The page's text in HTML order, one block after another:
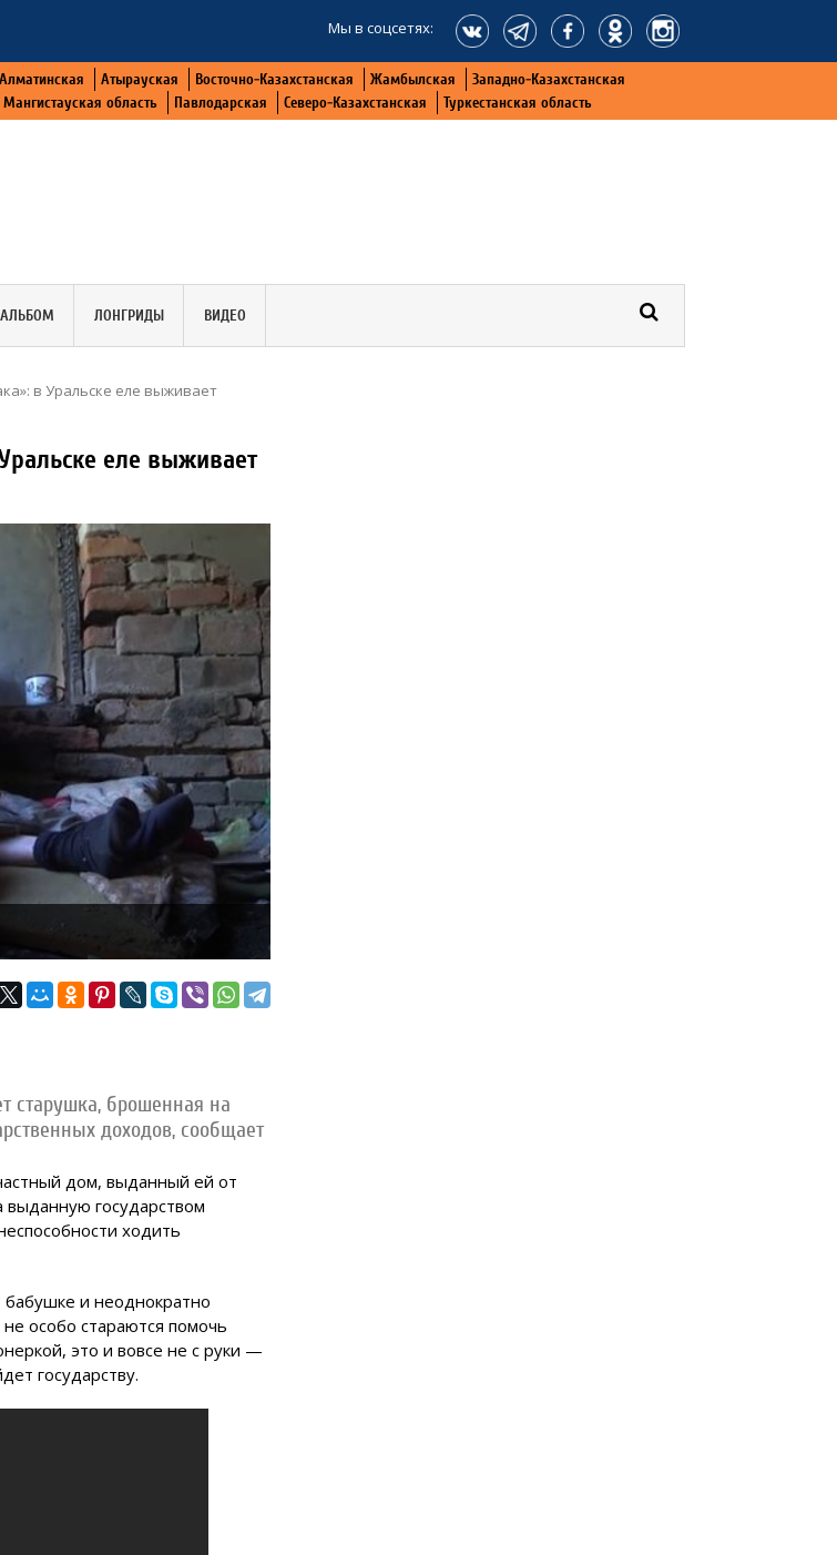
Мы в соцсетях:
Алматинская Атырауская Восточно-Казахстанская Жамбылская
Западно-Казахстанская
Мангистауская область Павлодарская Северо-Казахстанская Туркестанская область
ЛОНГРИДЫ ВИДЕО
в Уральске еле выживает
еле выживает
старушка, брошенная на
доходов, сообщает
дом, выданный ей от
выданную государством
ходить
бабушке и неоднократно
особо стараются помочь
это и вовсе не с руки —
государству.